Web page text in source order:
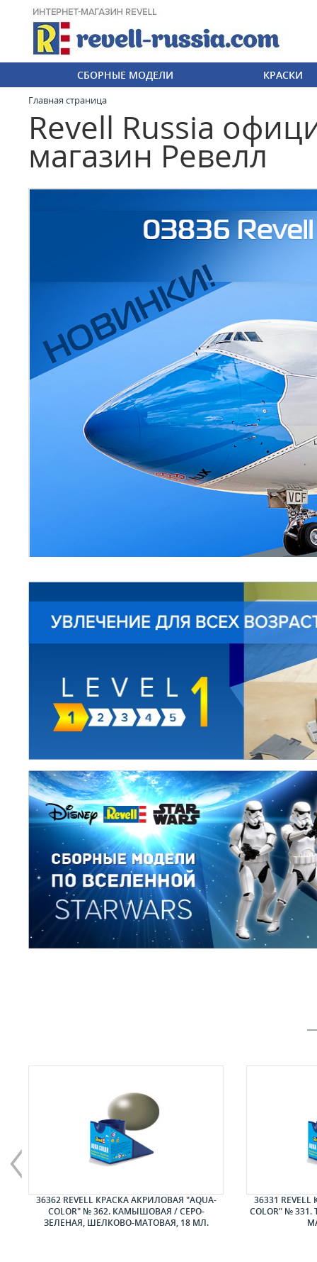
СБОРНЫЕ МОДЕЛИ КРАСКИ
Главная страница
Revell Russia
магазин Ревелл
36362 REVELL КРАСКА АКРИЛОВАЯ "AQUA-
COLOR" № 362. КАМЫШОВАЯ / СЕРО-
ЗЕЛЕНАЯ, ШЕЛКОВО-МАТОВАЯ, 18 МЛ.
36331
COLOR" №